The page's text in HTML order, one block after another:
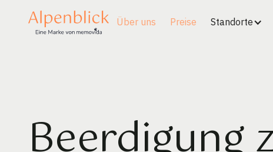
Über uns Preise Standorte